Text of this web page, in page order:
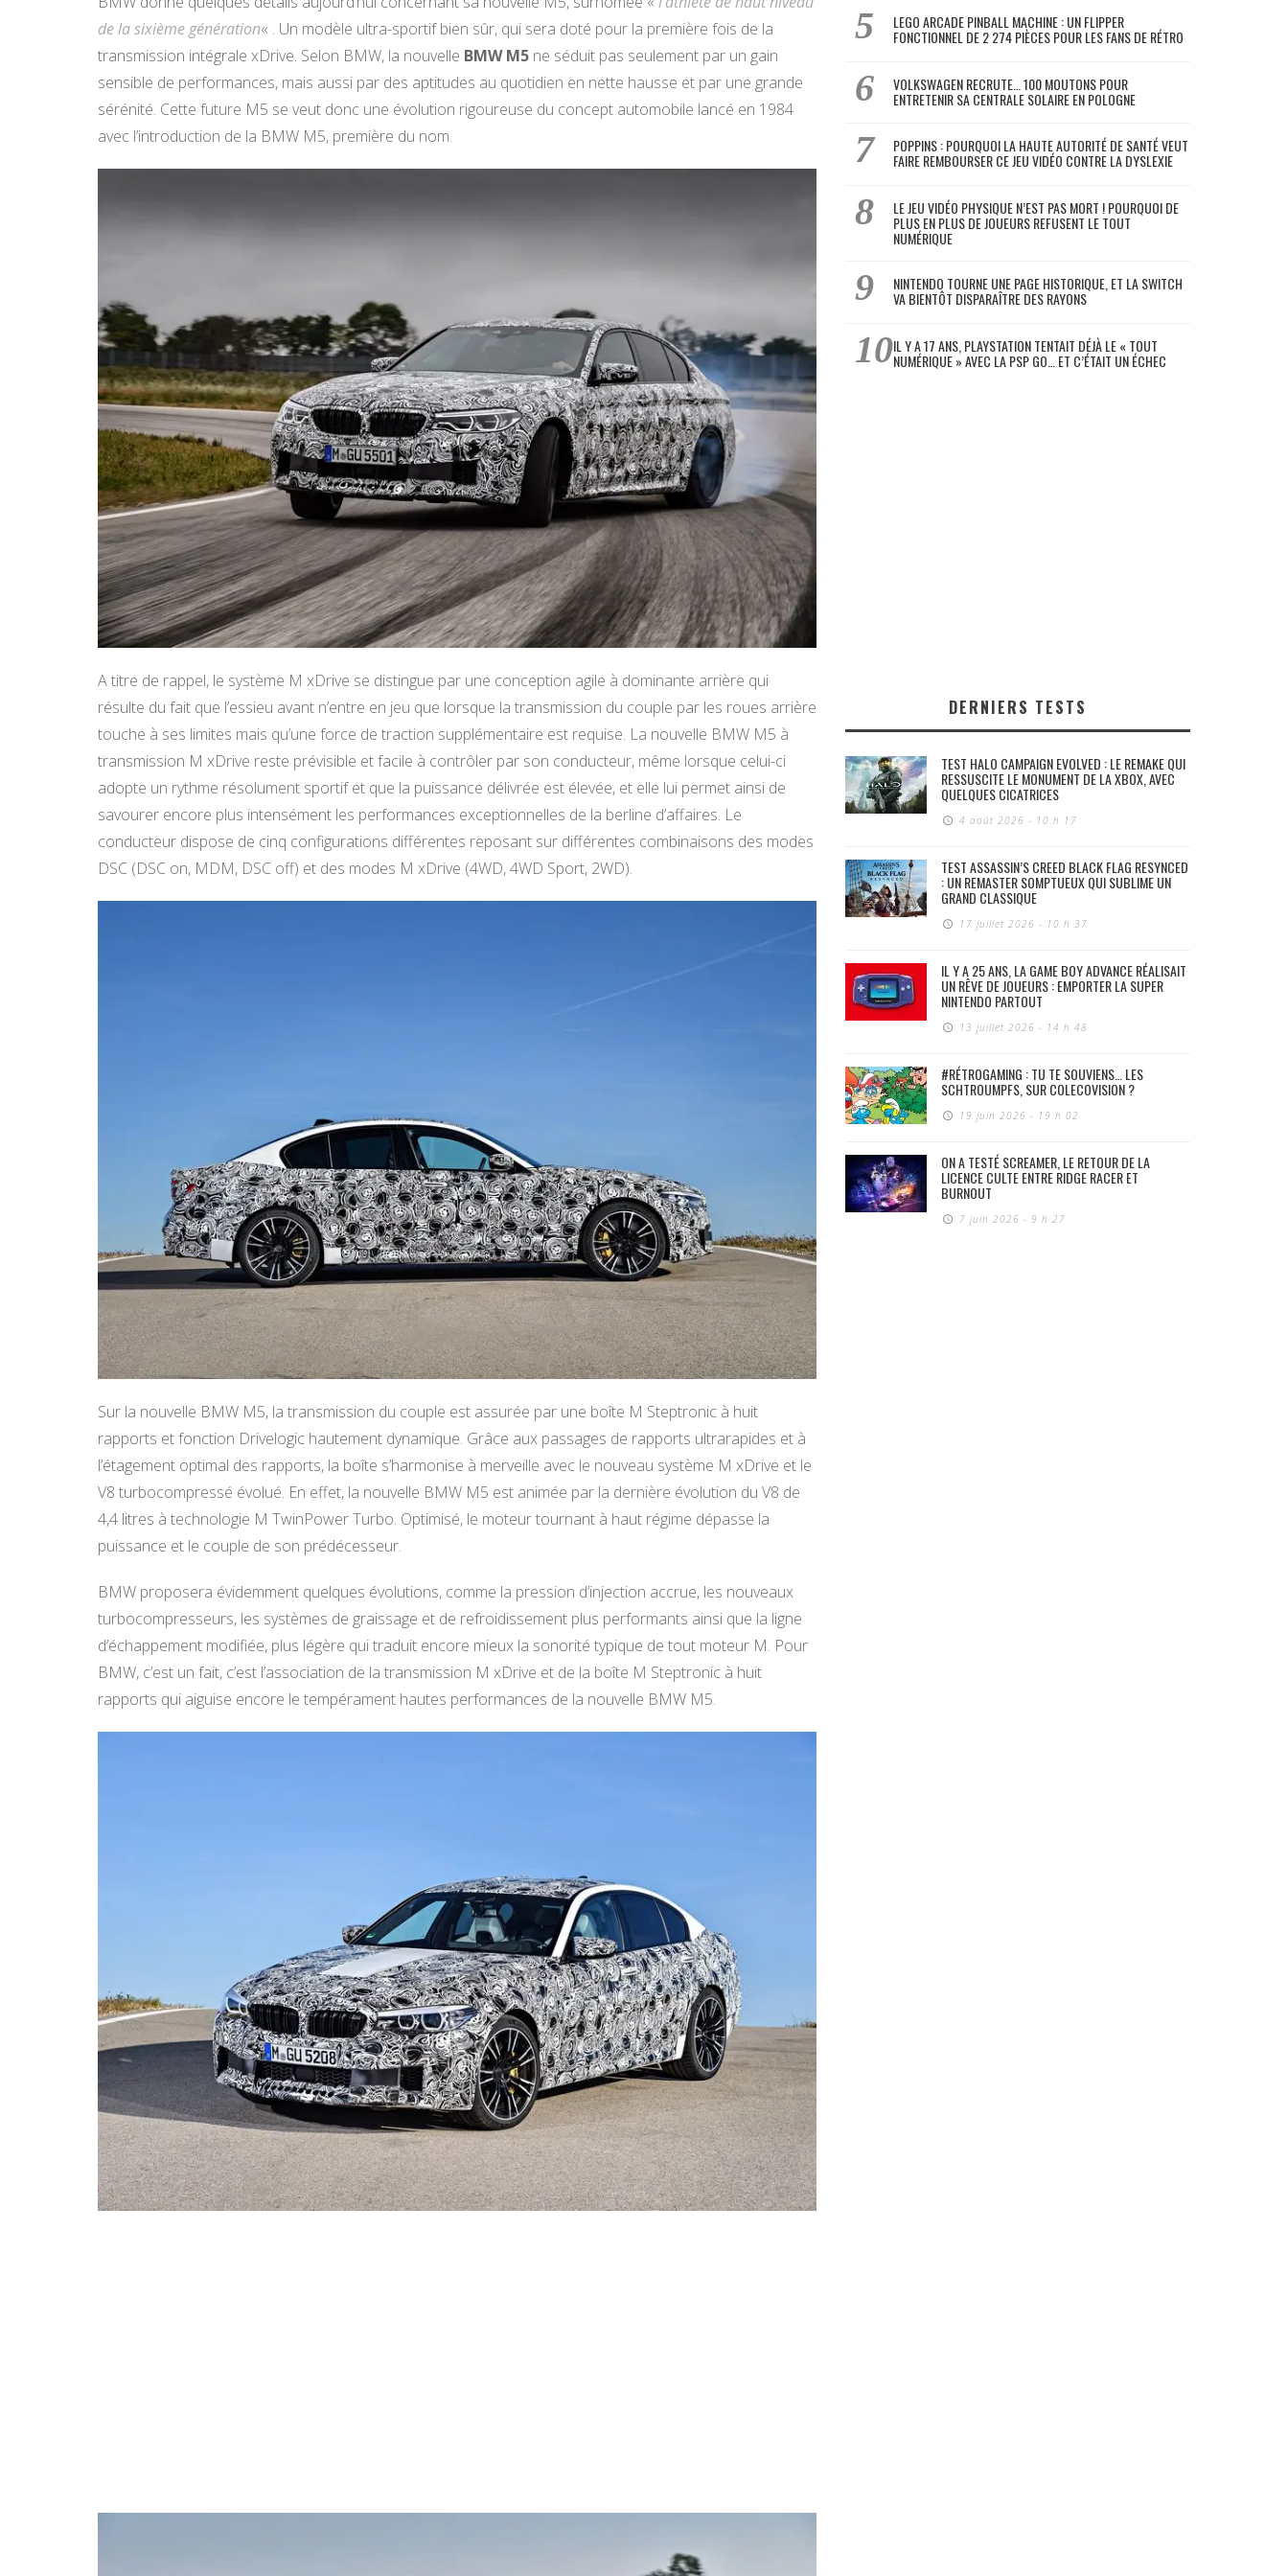
de la sixième génération« . Un modèle ultra-sportif bien sûr, qui sera doté pour la première fois de la
transmission intégrale xDrive. Selon BMW, la nouvelle BMW M5 ne séduit pas seulement par un gain
sensible de performances, mais aussi par des aptitudes au quotidien en nette hausse et par une grande
sérénité. Cette future M5 se veut donc une évolution rigoureuse du concept automobile lancé en 1984
avec l’introduction de la BMW M5, première du nom.
A titre de rappel, le système M xDrive se distingue par une conception agile à dominante arrière qui
résulte du fait que l’essieu avant n’entre en jeu que lorsque la transmission du couple par les roues arrière
touche à ses limites mais qu’une force de traction supplémentaire est requise. La nouvelle BMW M5 à
transmission M xDrive reste prévisible et facile à contrôler par son conducteur, même lorsque celui-ci
adopte un rythme résolument sportif et que la puissance délivrée est élevée, et elle lui permet ainsi de
savourer encore plus intensément les performances exceptionnelles de la berline d’affaires. Le
conducteur dispose de cinq configurations différentes reposant sur différentes combinaisons des modes
DSC (DSC on, MDM, DSC off) et des modes M xDrive (4WD, 4WD Sport, 2WD).
Sur la nouvelle BMW M5, la transmission du couple est assurée par une boîte M Steptronic à huit
rapports et fonction Drivelogic hautement dynamique. Grâce aux passages de rapports ultrarapides et à
l’étagement optimal des rapports, la boîte s’harmonise à merveille avec le nouveau système M xDrive et le
V8 turbocompressé évolué. En effet, la nouvelle BMW M5 est animée par la dernière évolution du V8 de
4,4 litres à technologie M TwinPower Turbo. Optimisé, le moteur tournant à haut régime dépasse la
puissance et le couple de son prédécesseur.
BMW proposera évidemment quelques évolutions, comme la pression d’injection accrue, les nouveaux
turbocompresseurs, les systèmes de graissage et de refroidissement plus performants ainsi que la ligne
d’échappement modifiée, plus légère qui traduit encore mieux la sonorité typique de tout moteur M. Pour
BMW, c’est un fait, c’est l’association de la transmission M xDrive et de la boîte M Steptronic à huit
rapports qui aiguise encore le tempérament hautes performances de la nouvelle BMW M5.
LEGO ARCADE PINBALL MACHINE : UN FLIPPER
FONCTIONNEL DE 2 274 PIÈCES POUR LES FANS DE RÉTRO
VOLKSWAGEN RECRUTE… 100 MOUTONS POUR
ENTRETENIR SA CENTRALE SOLAIRE EN POLOGNE
POPPINS : POURQUOI LA HAUTE AUTORITÉ DE SANTÉ VEUT
FAIRE REMBOURSER CE JEU VIDÉO CONTRE LA DYSLEXIE
LE JEU VIDÉO PHYSIQUE N’EST PAS MORT ! POURQUOI DE
PLUS EN PLUS DE JOUEURS REFUSENT LE TOUT
NUMÉRIQUE
NINTENDO TOURNE UNE PAGE HISTORIQUE, ET LA SWITCH
VA BIENTÔT DISPARAÎTRE DES RAYONS
IL Y A 17 ANS, PLAYSTATION TENTAIT DÉJÀ LE « TOUT
NUMÉRIQUE » AVEC LA PSP GO… ET C’ÉTAIT UN ÉCHEC
DERNIERS TESTS
TEST HALO CAMPAIGN EVOLVED : LE REMAKE QUI
RESSUSCITE LE MONUMENT DE LA XBOX, AVEC
QUELQUES CICATRICES
4 août 2026 - 10 h 17
TEST ASSASSIN’S CREED BLACK FLAG RESYNCED
: UN REMASTER SOMPTUEUX QUI SUBLIME UN
GRAND CLASSIQUE
17 juillet 2026 - 10 h 37
IL Y A 25 ANS, LA GAME BOY ADVANCE RÉALISAIT
UN RÊVE DE JOUEURS : EMPORTER LA SUPER
NINTENDO PARTOUT
13 juillet 2026 - 14 h 48
#RÉTROGAMING : TU TE SOUVIENS… LES
SCHTROUMPFS, SUR COLECOVISION ?
19 juin 2026 - 19 h 02
ON A TESTÉ SCREAMER, LE RETOUR DE LA
LICENCE CULTE ENTRE RIDGE RACER ET
BURNOUT
7 juin 2026 - 9 h 27